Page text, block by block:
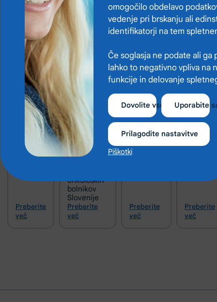
omogočilo obdelavo
vedenje pri brskanju ali
identifikatorji na tem
Če soglasja ne podate ali ga
lahko to negativno vpliva na
funkcije in delovanje
Dovolite vse Uporabite
Prilagodite nastavitve
Piškotki
2026
Nova
pravila
bolniški
stalež –
kaj mora
pacient
Preberite
več
2026
Posnetek
prireditve
“KILOMETRI
MALIH
ZMAG” ob
40.
obletnici
onkoloških
bolnikov
Slovenije
Preberite
več
2026
Srebrni
znak
SDMSBZT
prejela
Natalija
Šenkinc
Preberite
več
2026
teden
gibanja
Preberite
več